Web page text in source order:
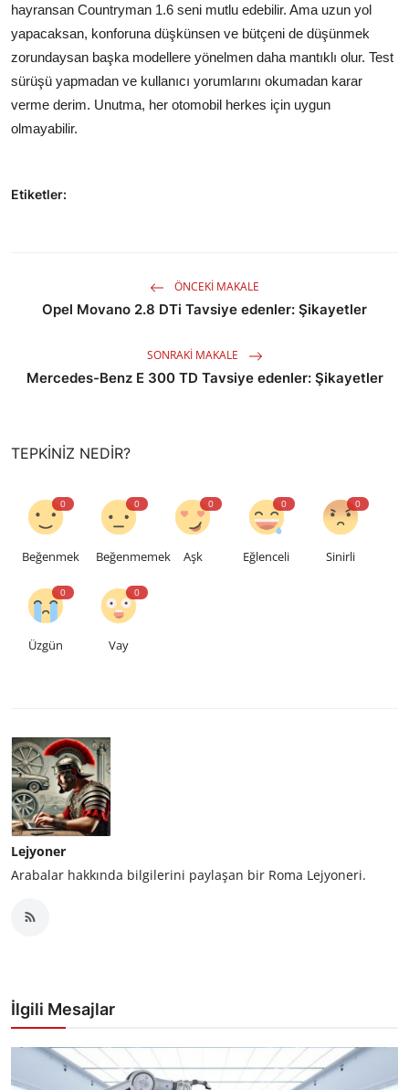
hayransan Countryman 1.6 seni mutlu edebilir. Ama uzun yol
yapacaksan, konforuna düşkünsen ve bütçeni de düşünmek
zorundaysan başka modellere yönelmen daha mantıklı olur. Test
sürüşü yapmadan ve kullanıcı yorumlarını okumadan karar
verme derim. Unutma, her otomobil herkes için uygun
olmayabilir.
Etiketler:
ÖNCEKI MAKALE
Opel Movano 2.8 DTi Tavsiye edenler: Şikayetler
SONRAKI MAKALE
Mercedes-Benz E 300 TD Tavsiye edenler: Şikayetler
TEPKINIZ NEDIR?
0
Beğenmek
0
Beğenmemek
0
Aşk
0
Eğlenceli
0
Sinirli
0
Üzgün
0
Vay
Lejyoner
Arabalar hakkında bilgilerini paylaşan bir Roma Lejyoneri.
İlgili Mesajlar